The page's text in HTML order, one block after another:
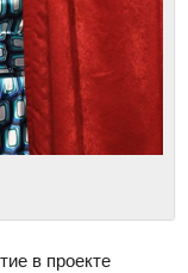
в проекте